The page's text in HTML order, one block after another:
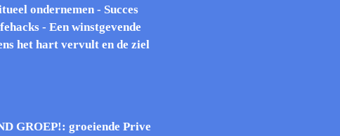
ondernemen - Succes
- Een winstgevende
het hart vervult en de ziel
GROEP!: groeiende Prive